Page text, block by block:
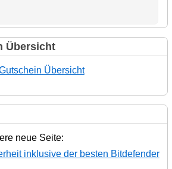
Übersicht
Übersicht
neue Seite:
inklusive der besten Bitdefender